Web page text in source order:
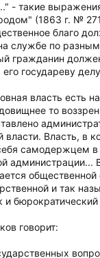
- такие
(1863 г. №
благо
службе по
гражданин
государеву
власть есть
то
Власть, в
самодержцем
администрации...
и так
говорит: